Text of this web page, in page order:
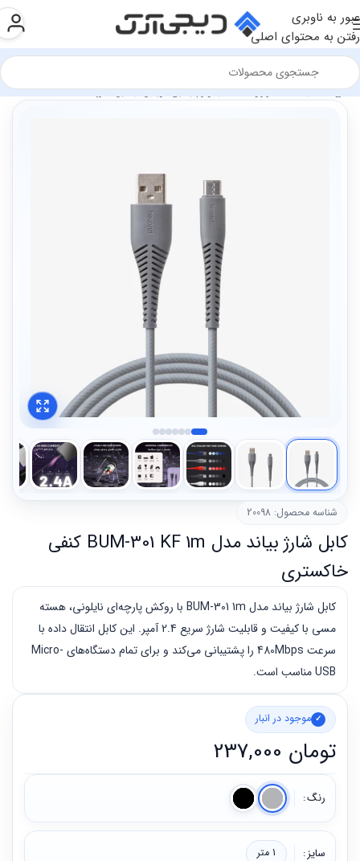
عبور به ناوبری
رفتن به محتوای اصلی
فروشگاه سخت افزار و قطعات لوازم جانبی موبایل کابل شارژ
شناسه محصول: 20098
کابل شارژ بیاند مدل BUM-301 KF 1m کنفی
خاکستری
کابل شارژ بیاند مدل BUM-301 1m با روکش پارچه‌ای نایلونی، هسته
مسی با کیفیت و قابلیت شارژ سریع 2.4 آمپر. این کابل انتقال داده با
سرعت 480Mbps را پشتیبانی می‌کند و برای تمام دستگاه‌های Micro-
USB مناسب است.
تومان
موجود در انبار
رنگ
سایز 1 متر